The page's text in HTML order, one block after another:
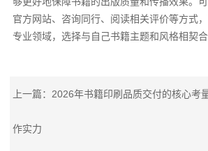
官方网站、咨询同行、阅读相关评价等方式
专业领域，选择与自己书籍主题和风格相契合
上一篇：2026年书籍印刷品质交付的核心考
作实力